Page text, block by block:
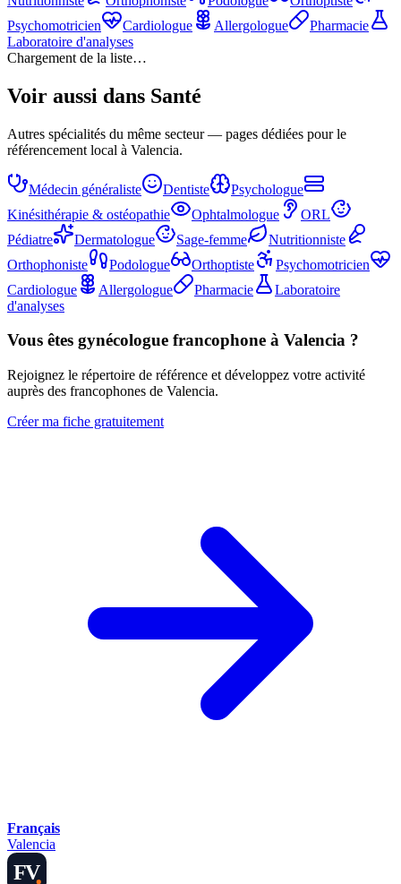
Psychomotricien
Cardiologue Allergologue
Pharmacie
Laboratoire d'analyses
Chargement de la liste…
Voir aussi dans Santé
Autres spécialités du même secteur — pages dédiées pour le
référencement local à Valencia.
Médecin généraliste Dentiste
Psychologue
Kinésithérapie & ostéopathie
Ophtalmologue
ORL
Pédiatre
Dermatologue Sage-femme
Nutritionniste
Orthophoniste
Podologue Orthoptiste
Psychomotricien
Cardiologue
Allergologue Pharmacie
Laboratoire
d'analyses
Vous êtes gynécologue francophone à Valencia ?
Rejoignez le répertoire de référence et développez votre activité
auprès des francophones de Valencia.
Créer ma fiche gratuitement
Français
Valencia
FV